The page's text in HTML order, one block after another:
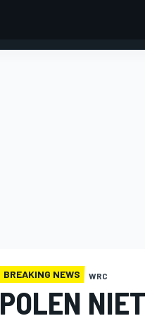
BREAKING NEWS WRC
POLEN